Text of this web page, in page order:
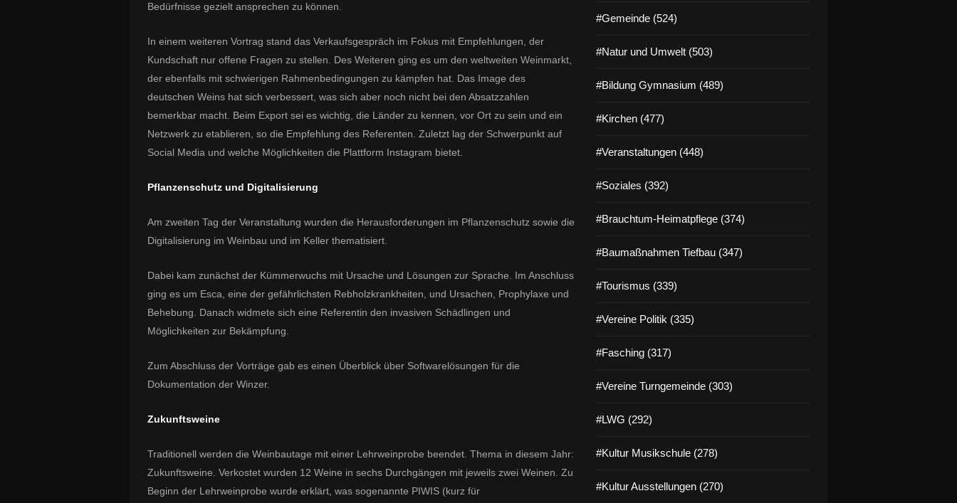
Bedürfnisse gezielt ansprechen zu können.
In einem weiteren Vortrag stand das Verkaufsgespräch im Fokus mit Empfehlungen, der
Kundschaft nur offene Fragen zu stellen. Des Weiteren ging es um den weltweiten Weinmarkt,
der ebenfalls mit schwierigen Rahmenbedingungen zu kämpfen hat. Das Image des
deutschen Weins hat sich verbessert, was sich aber noch nicht bei den Absatzzahlen
bemerkbar macht. Beim Export sei es wichtig, die Länder zu kennen, vor Ort zu sein und ein
Netzwerk zu etablieren, so die Empfehlung des Referenten. Zuletzt lag der Schwerpunkt auf
Social Media und welche Möglichkeiten die Plattform Instagram bietet.
Pflanzenschutz und Digitalisierung
Am zweiten Tag der Veranstaltung wurden die Herausforderungen im Pflanzenschutz sowie die
Digitalisierung im Weinbau und im Keller thematisiert.
Dabei kam zunächst der Kümmerwuchs mit Ursache und Lösungen zur Sprache. Im Anschluss
ging es um Esca, eine der gefährlichsten Rebholzkrankheiten, und Ursachen, Prophylaxe und
Behebung. Danach widmete sich eine Referentin den invasiven Schädlingen und
Möglichkeiten zur Bekämpfung.
Zum Abschluss der Vorträge gab es einen Überblick über Softwarelösungen für die
Dokumentation der Winzer.
Zukunftsweine
Traditionell werden die Weinbautage mit einer Lehrweinprobe beendet. Thema in diesem Jahr:
Zukunftsweine. Verkostet wurden 12 Weine in sechs Durchgängen mit jeweils zwei Weinen. Zu
Beginn der Lehrweinprobe wurde erklärt, was sogenannte PIWIS (kurz für
#Gemeinde (524)
#Natur und Umwelt (503)
#Bildung Gymnasium (489)
#Kirchen (477)
#Veranstaltungen (448)
#Soziales (392)
#Brauchtum-Heimatpflege (374)
#Baumaßnahmen Tiefbau (347)
#Tourismus (339)
#Vereine Politik (335)
#Fasching (317)
#Vereine Turngemeinde (303)
#LWG (292)
#Kultur Musikschule (278)
#Kultur Ausstellungen (270)